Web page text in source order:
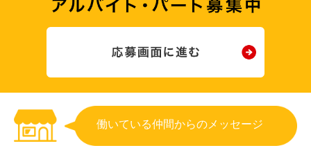
働いている仲間からのメッセージ